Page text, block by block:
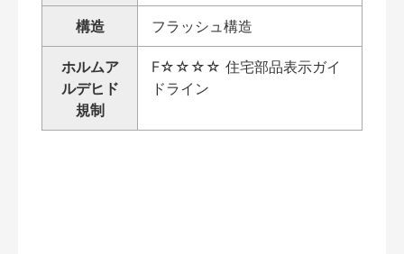
構造 フラッシュ構造
ホルムア
ルデヒド
規制
F☆☆☆☆ 住宅部品表示ガイ
ドライン